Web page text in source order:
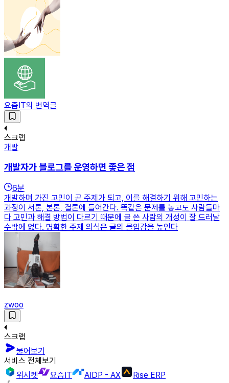
요즘IT의 번역글
스크랩
개발
개발자가 블로그를 운영하면 좋은 점
6분
개발하며 가진 고민이 곧 주제가 되고, 이를 해결하기 위해 고민하는
과정이 서론, 본론, 결론에 들어간다. 똑같은 문제를 놓고도 사람들마
다 고민과 해결 방법이 다르기 때문에 글 쓴 사람의 개성이 잘 드러날
수밖에 없다. 명확한 주제 의식은 글의 몰입감을 높인다
zwoo
스크랩
물어보기
서비스 전체보기
위시켓
요즘IT AIDP - AX Rise ERP